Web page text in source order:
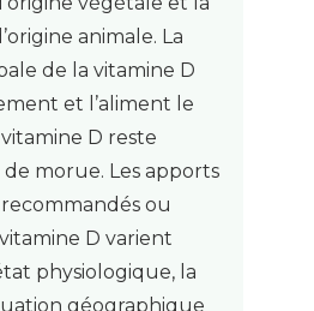
animale. La
de la vitamine D
et l’aliment le
D reste
de morue. Les apports
ou
D varient
physiologique, la
géographique